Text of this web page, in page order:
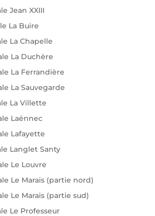
Jean XXIII
La Buire
La Chapelle
La Duchère
La Ferrandière
La Sauvegarde
La Villette
Laënnec
Lafayette
Langlet Santy
Le Louvre
Le Marais (partie nord)
Le Marais (partie sud)
Le Professeur